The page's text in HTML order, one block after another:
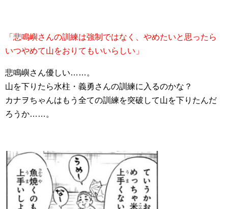
「悲鳴嶼さんの訓練は強制ではなく、やめたいと思ったら
いつやめて山をおりてもいいらしい」
悲鳴嶼さん優しい……。
山を下りたら水柱・義勇さんの訓練に入るのかな？
カナヲちゃんはもう全ての訓練を突破して山を下りたんだ
ろうか……。